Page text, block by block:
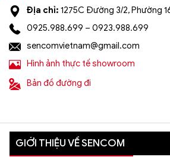
Địa chỉ: 1275C Đường 3/2, Phường
0925.988.699 – 0923.988.699
sencomvietnam@gmail.com
Hình ảnh thực tế showroom
Bản đồ đường đi
GIỚI THIỆU VỀ SENCOM